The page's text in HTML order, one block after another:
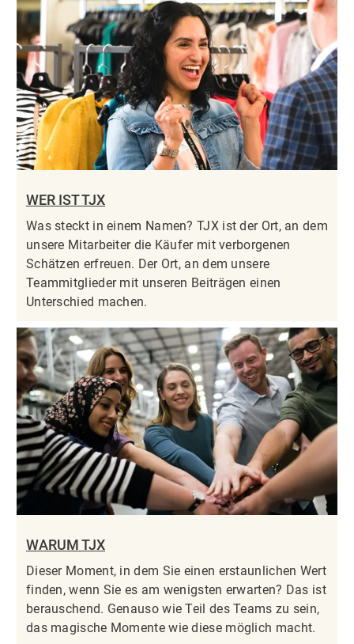
WER IST TJX
Was steckt in einem Namen? TJX ist der Ort, an dem
unsere Mitarbeiter die Käufer mit verborgenen
Schätzen erfreuen. Der Ort, an dem unsere
Teammitglieder mit unseren Beiträgen einen
Unterschied machen.
WARUM TJX
Dieser Moment, in dem Sie einen erstaunlichen Wert
finden, wenn Sie es am wenigsten erwarten? Das ist
berauschend. Genauso wie Teil des Teams zu sein,
das magische Momente wie diese möglich macht.